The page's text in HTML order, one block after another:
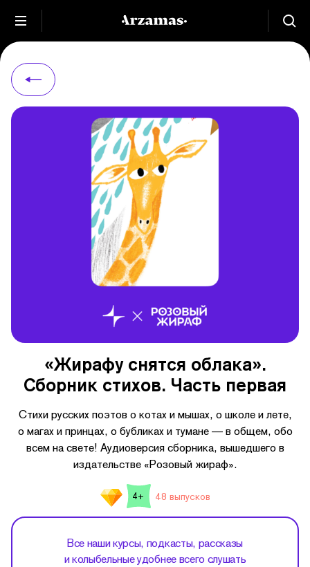
«Жирафу снятся облака».
Сборник стихов. Часть первая
Стихи русских поэтов о котах и мышах, о школе и лете,
о магах и принцах, о бубликах и тумане — в общем, обо
всем на свете! Аудиоверсия сборника, вышедшего в
издательстве «Розовый жираф».
4+ 48 выпусков
Все наши курсы, подкасты, рассказы
и колыбельные удобнее всего слушать